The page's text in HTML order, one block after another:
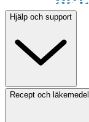
Hjälp och support
Recept och läkemedel